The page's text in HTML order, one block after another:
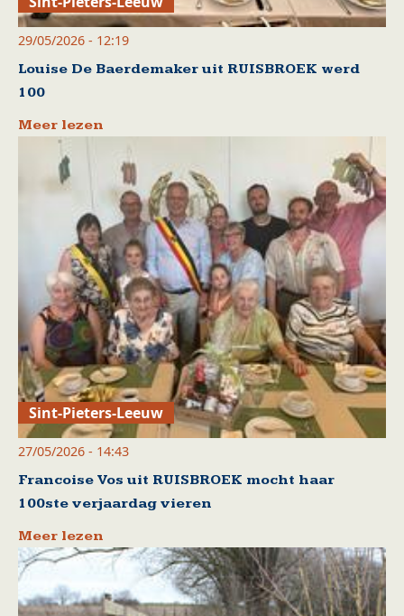
29/05/2026 - 12:19
Louise De Baerdemaker uit RUISBROEK werd
100
Meer lezen
Sint-Pieters-Leeuw
27/05/2026 - 14:43
Francoise Vos uit RUISBROEK mocht haar
100ste verjaardag vieren
Meer lezen